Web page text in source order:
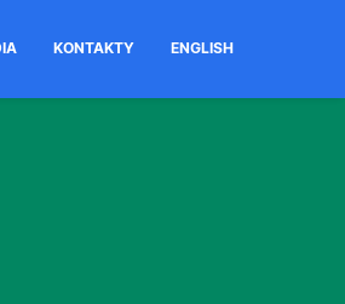
KONTAKTY ENGLISH